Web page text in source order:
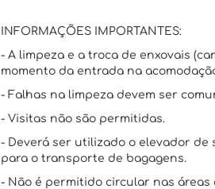
INFORMAÇÕES IMPORTANTES:
- A limpeza e a troca de enxovais
momento da entrada na
- Falhas na limpeza devem ser
- Visitas não são permitidas.
- Deverá ser utilizado o elevador
para o transporte de bagagens.
- Não é permitido circular nas